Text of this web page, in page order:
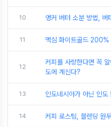
10 앵커 버터 소분 방법, 버
11 맥심 화이트골드 200%
12
커피를 사랑한다면 꼭
도에 계신다?
13 인도네시아가 아닌 인도
14 커피 로스팅, 블렌딩 원